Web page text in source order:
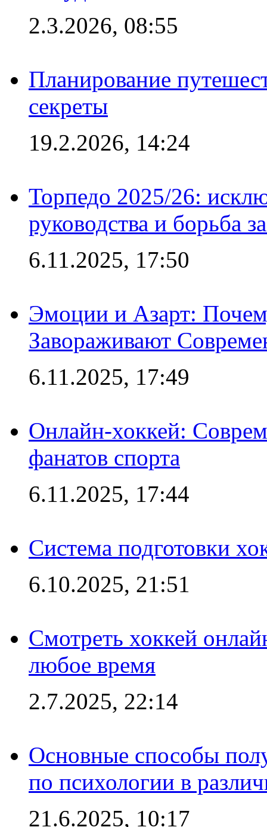
2.3.2026, 08:55
Планирование
секреты
19.2.2026, 14:24
Торпедо 2025/26:
руководства и борьба
6.11.2025, 17:50
Эмоции и Азарт:
Завораживают
6.11.2025, 17:49
Онлайн-хоккей:
фанатов спорта
6.11.2025, 17:44
Система подготовки
6.10.2025, 21:51
Смотреть хоккей
любое время
2.7.2025, 22:14
Основные способы
по психологии в
21.6.2025, 10:17